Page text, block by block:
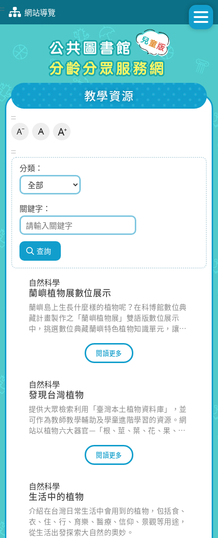
跳
塊
::: 網站導覽
教學資源
:::
:::
分類
關鍵字
自然科學
蘭嶼植物展數位展示
蘭嶼島上生長什麼樣的植物呢？在科博館數位典
藏計畫製作之「蘭嶼植物展」雙語版數位展示
中，挑選數位典藏蘭嶼特色植物知識單元，讓您
閱讀更多
自然科學
發現台灣植物
提供大眾檢索利用「臺灣本土植物資料庫」，並
可作為教師教學輔助及學童進階學習的資源。網
站以植物六大器官—「根、莖、葉、花、果、種
勢，帶領初學者進入植物世界，發現臺灣本土植
閱讀更多
自然科學
生活中的植物
介紹在台灣日常生活中會用到的植物，包括食、
衣、住、行、育樂、醫療、信仰、景觀等用途，
從生活出發探索大自然的奧妙。